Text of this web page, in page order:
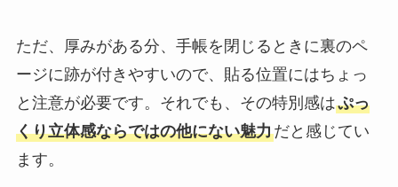
ただ、厚みがある分、手帳を閉じるときに裏のペ
ージに跡が付きやすいので、貼る位置にはちょっ
と注意が必要です。それでも、その特別感はぷっ
くり立体感ならではの他にない魅力だと感じてい
ます。